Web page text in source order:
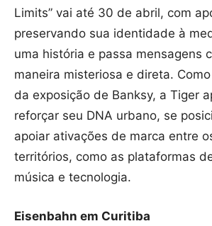
Limits” vai até 30 de abril, com
preservando sua identidade à
uma história e passa mensagens
maneira misteriosa e direta.
da exposição de Banksy, a Tiger
reforçar seu DNA urbano, se
apoiar ativações de marca entre
territórios, como as plataformas
música e tecnologia.
Eisenbahn em Curitiba